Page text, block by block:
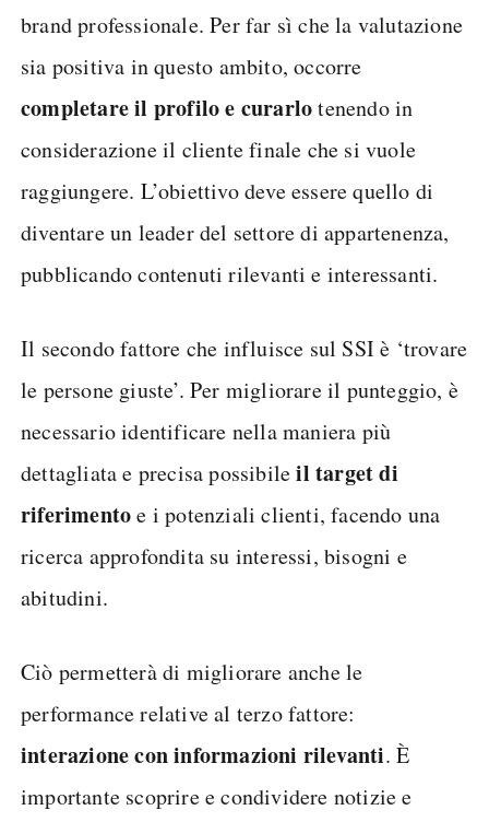
brand professionale. Per far sì che la valutazione
sia positiva in questo ambito, occorre
completare il profilo e curarlotenendo in
considerazione il cliente finale che si vuole
raggiungere. L’obiettivo deve essere quello di
diventare un leader del settore di appartenenza,
pubblicando contenuti rilevanti e interessanti.
Il secondo fattore che influisce sul SSI è ‘trovare
le persone giuste’. Per migliorare il punteggio, è
necessario identificare nella maniera più
dettagliata e precisa possibileil target di
riferimentoe i potenziali clienti, facendo una
ricerca approfondita su interessi, bisogni e
abitudini.
Ciò permetterà di migliorare anche le
performance relative al terzo fattore:
interazione con informazioni rilevanti. È
importante scoprire e condividere notizie e